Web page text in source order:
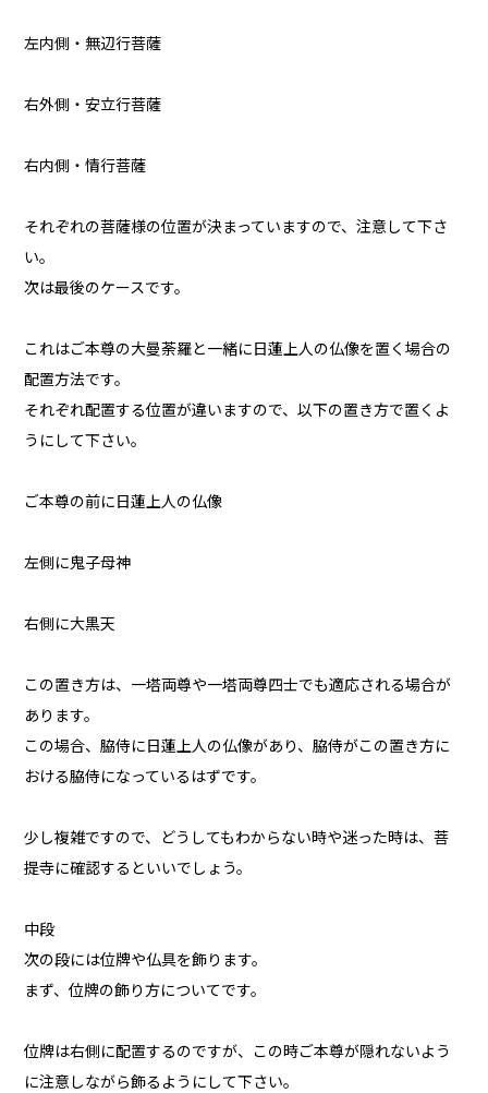
左内側・無辺行菩薩
右外側・安立行菩薩
右内側・情行菩薩
それぞれの菩薩様の位置が決まっていますので、注意して下さ
い。
次は最後のケースです。
これはご本尊の大曼荼羅と一緒に日蓮上人の仏像を置く場合の
配置方法です。
それぞれ配置する位置が違いますので、以下の置き方で置くよ
うにして下さい。
ご本尊の前に日蓮上人の仏像
左側に鬼子母神
右側に大黒天
この置き方は、一塔両尊や一塔両尊四士でも適応される場合が
あります。
この場合、脇侍に日蓮上人の仏像があり、脇侍がこの置き方に
おける脇侍になっているはずです。
少し複雑ですので、どうしてもわからない時や迷った時は、菩
提寺に確認するといいでしょう。
中段
次の段には位牌や仏具を飾ります。
まず、位牌の飾り方についてです。
位牌は右側に配置するのですが、この時ご本尊が隠れないよう
に注意しながら飾るようにして下さい。